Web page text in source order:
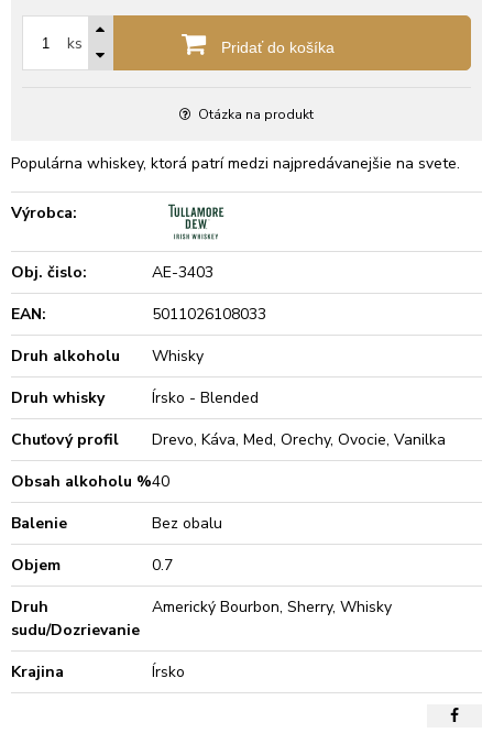
ks Pridať do košíka
Otázka na produkt
Populárna whiskey, ktorá patrí medzi najpredávanejšie na svete.
Výrobca:
Obj. čislo:
AE-3403
EAN:
5011026108033
Druh alkoholu
Whisky
Druh whisky
Írsko - Blended
Chuťový profil
Drevo, Káva, Med, Orechy, Ovocie, Vanilka
Obsah alkoholu %40
Balenie
Bez obalu
Objem
0.7
Druh
sudu/Dozrievanie
Americký Bourbon, Sherry, Whisky
Krajina Írsko